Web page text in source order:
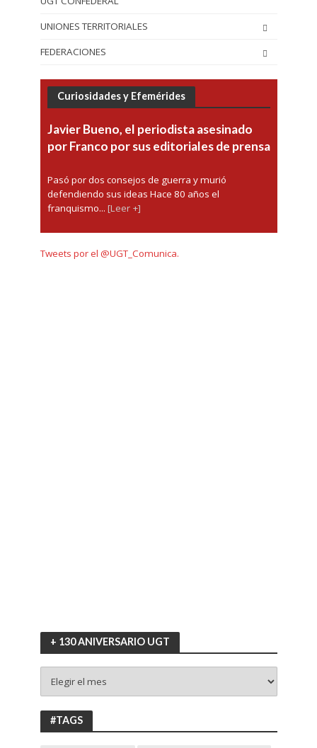
UNIONES TERRITORIALES
FEDERACIONES
Curiosidades y Efemérides
Javier Bueno, el periodista asesinado
por Franco por sus editoriales de prensa
Pasó por dos consejos de guerra y murió
defendiendo sus ideas Hace 80 años el
franquismo... [Leer +]
Tweets por el @UGT_Comunica.
+ 130 ANIVERSARIO UGT
130
ANIVERSARIO
UGT
#TAGS